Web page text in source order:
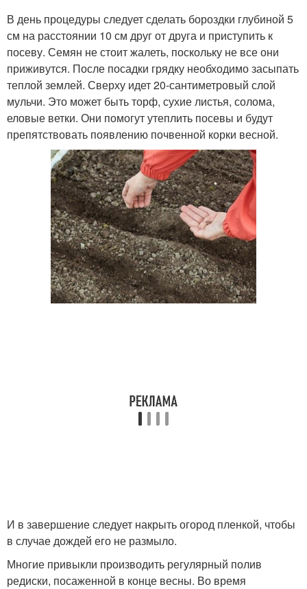
В день процедуры следует сделать бороздки глубиной 5
см на расстоянии 10 см друг от друга и приступить к
посеву. Семян не стоит жалеть, поскольку не все они
приживутся. После посадки грядку необходимо засыпать
теплой землей. Сверху идет 20-сантиметровый слой
мульчи. Это может быть торф, сухие листья, солома,
еловые ветки. Они помогут утеплить посевы и будут
препятствовать появлению почвенной корки весной.
И в завершение следует накрыть огород пленкой, чтобы
в случае дождей его не размыло.
Многие привыкли производить регулярный полив
редиски, посаженной в конце весны. Во время